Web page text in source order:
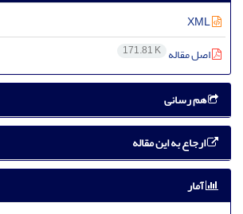
اصل مقاله 171.81 K
هم رسانی
ارجاع به این مقاله
آمار